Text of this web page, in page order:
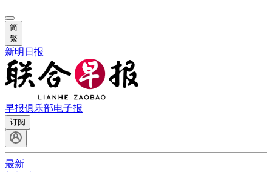
简
繁
新明日报
早报俱乐部电子报
订阅
最新